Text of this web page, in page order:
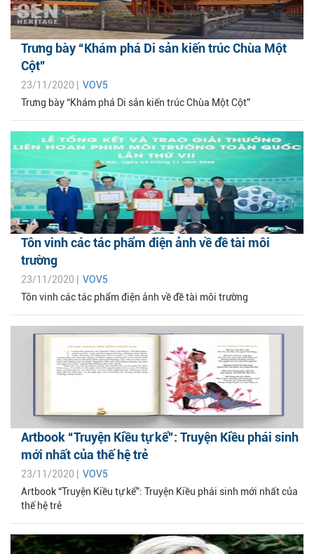
Trưng bày “Khám phá Di sản kiến trúc Chùa Một
Cột”
23/11/2020 | VOV5
Trưng bày “Khám phá Di sản kiến trúc Chùa Một Cột”
Tôn vinh các tác phẩm điện ảnh về đề tài môi
trường
23/11/2020 | VOV5
Tôn vinh các tác phẩm điện ảnh về đề tài môi trường
Artbook “Truyện Kiều tự kể”: Truyện Kiều phái sinh
mới nhất của thế hệ trẻ
23/11/2020 | VOV5
Artbook “Truyện Kiều tự kể”: Truyện Kiều phái sinh mới nhất của
thế hệ trẻ